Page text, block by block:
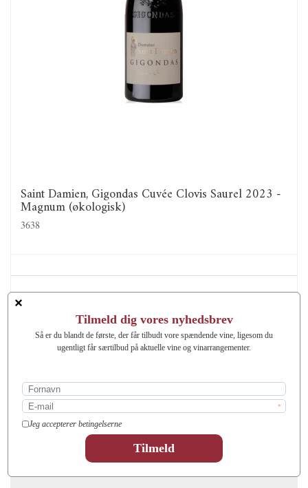
Saint Damien, Gigondas Cuvée Clovis Saurel 2023 -
Magnum (økologisk)
3638
Denne special Cuvée er fremstillet som en hyldest til grundlæggeren af
Domaine St. Damien, Clovis Saurel. Vinen er fremstillet af de bedste
fade fra Domainets bedste parceller med de ældste Grenache vinstokke.
Vinen er lagret på demi-muids i 2 år inden tapning. Produktionen af
549,00 DKK